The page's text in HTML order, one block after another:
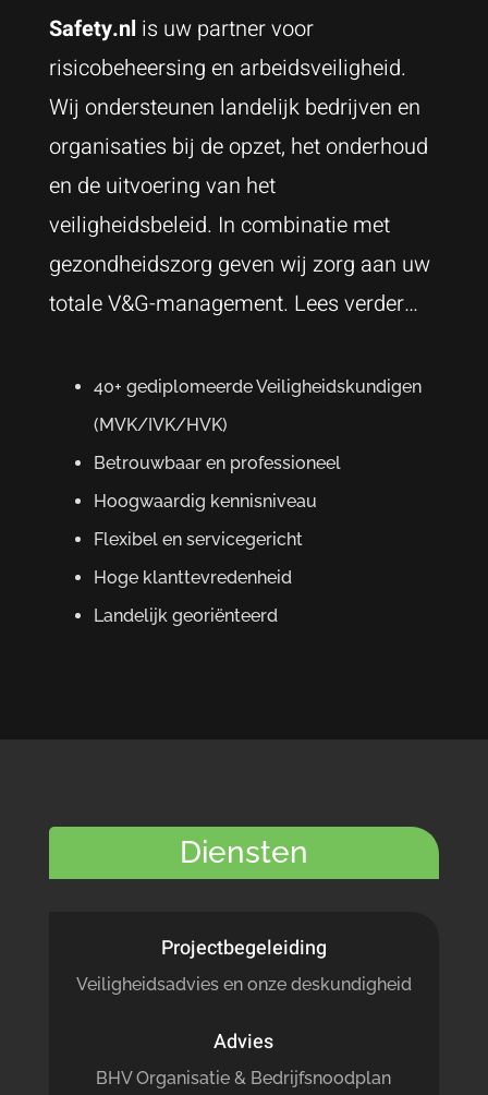
Safety.nl is uw partner voor
risicobeheersing en arbeidsveiligheid.
Wij ondersteunen landelijk bedrijven en
organisaties bij de opzet, het onderhoud
en de uitvoering van het
veiligheidsbeleid. In combinatie met
gezondheidszorg geven wij zorg aan uw
totale V&G-management. Lees verder…
40+ gediplomeerde Veiligheidskundigen
(MVK/IVK/HVK)
Betrouwbaar en professioneel
Hoogwaardig kennisniveau
Flexibel en servicegericht
Hoge klanttevredenheid
Landelijk georiënteerd
Diensten
Projectbegeleiding
Veiligheidsadvies en onze deskundigheid
Advies
BHV Organisatie & Bedrijfsnoodplan